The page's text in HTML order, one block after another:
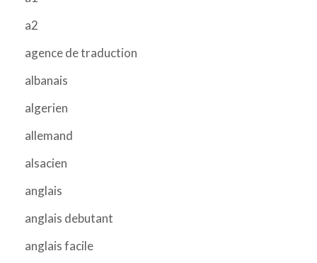
a2
agence de traduction
albanais
algerien
allemand
alsacien
anglais
anglais debutant
anglais facile